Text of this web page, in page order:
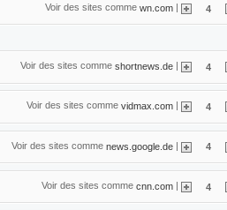
Voir des sites comme wn.com | 4
Voir des sites comme shortnews.de | 4
Voir des sites comme vidmax.com 4
Voir des sites comme news.google.de | 4
Voir des sites comme cnn.com | 4